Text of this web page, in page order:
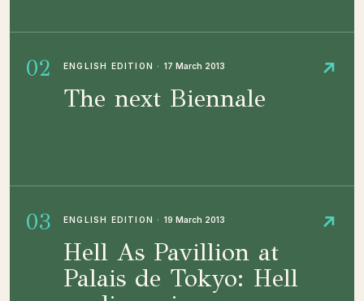
02 ENGLISH EDITION · 17 March 2013
The next Biennale
↗
03 ENGLISH EDITION · 19 March 2013
Hell As Pavillion at
Palais de Tokyo: Hell
↗